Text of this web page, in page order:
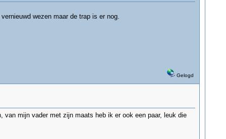
wezen maar de trap is er nog.
Gelogd
mijn vader met zijn maats heb ik er ook een paar, leuk die